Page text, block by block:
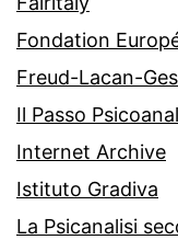
Fondation
Freud-Lacan-
Il Passo
Internet Archive
Istituto Gradiva
La Psicanalisi